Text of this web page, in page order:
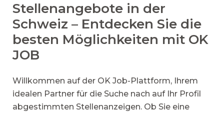
Stellenangebote in der
Schweiz – Entdecken Sie die
besten Möglichkeiten mit OK
JOB
Willkommen auf der OK Job-Plattform, Ihrem
idealen Partner für die Suche nach auf Ihr Profil
abgestimmten Stellenanzeigen. Ob Sie eine